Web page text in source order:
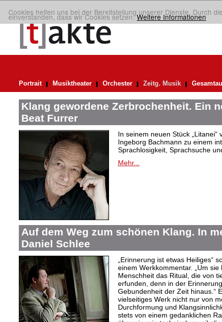
Cookies helfen uns bei der Bereitstellung unserer Dienste. Durch
einverstanden, dass wir Cookies setzen.Weitere Informationen
Portrait Musiktheater Orchester Zeitg. Musik
Klang gewordene Zerbrochenheit. Ein
Beat Furrer
In seinem neuen Stück
Ingeborg Bachmann zu einem
Sprachlosigkeit, Sprachsuche
Mehr...
Auf dem Weg zum schönen Klang. In
Daniel Schlee
„Erinnerung ist etwas Heiliges“
einem Werkkommentar. „Um
Menschheit das Ritual, die von
erfunden, denn in der
Gebundenheit der Zeit hinaus.“
vielseitiges Werk nicht nur von
Durchformung und
stets von einem gedanklichen